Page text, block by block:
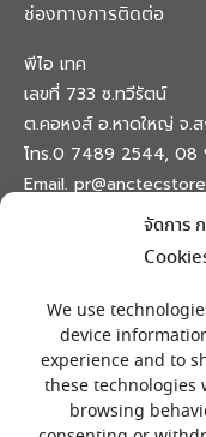
จัดการ
We use
device
experience and to
these technologies
browsing
ช่องทางการติดต่อ
พีไอ เทค
เลขที่ 733 ซ.ทวีรัตน์
ต.คอหงส์ อ.หาดใหญ่ จ.ส
โทร.0 7489 2544, 08
Email.
opens
new
window
opens
in
new
window
opens
in
new
window
opens
in
new
window
เครื่องหมายลงทะเบียน